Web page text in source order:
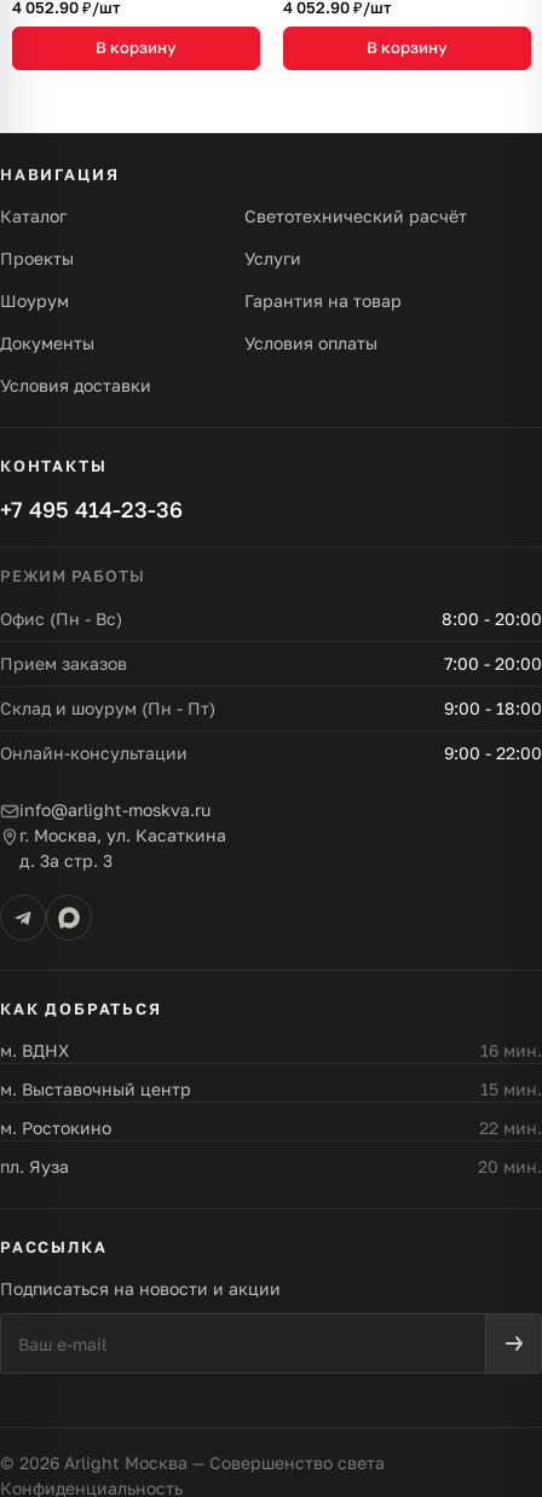
4 052.90 ₽/шт
В корзину
4 052.90 ₽/шт
В корзину
НАВИГАЦИЯ
Каталог Светотехнический расчёт
Проекты Услуги
Шоурум Гарантия на товар
Документы Условия оплаты
Условия доставки
КОНТАКТЫ
+7 495 414-23-36
РЕЖИМ РАБОТЫ
Офис (Пн - Вс) 8:00 - 20:00
Прием заказов 7:00 - 20:00
Склад и шоурум (Пн - Пт) 9:00 - 18:00
Онлайн-консультации 9:00 - 22:00
info@arlight-moskva.ru
г. Москва, ул. Касаткина
д. 3а стр. 3
КАК ДОБРАТЬСЯ
м. ВДНХ
16 мин.
м. Выставочный центр
15 мин.
м. Ростокино
22 мин.
пл. Яуза
20 мин.
РАССЫЛКА
Подписаться на новости и акции
© 2026 Arlight Москва — Совершенство света
Конфиденциальность